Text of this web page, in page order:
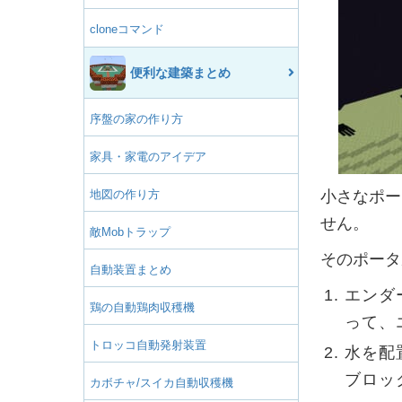
cloneコマンド
便利な建築まとめ
序盤の家の作り方
家具・家電のアイデア
地図の作り方
敵Mobトラップ
自動装置まとめ
鶏の自動鶏肉収穫機
トロッコ自動発射装置
カボチャ/スイカ自動収穫機
小さなポ
せん。
そのポー
エンダ
って、
水を配
ブロッ